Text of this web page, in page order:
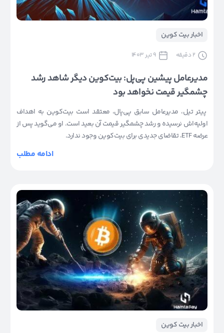
اخبار بیت کوین
2 دقیقه 9 تیر 1403
مدیرعامل پیشین پی‌پل: بیت‌کوین دیگر شاهد رشد
چشمگیر قیمت نخواهد بود
پیتر تیل، مدیرعامل سابق پی‌پال، معتقد است بیت‌کوین به اهداف
اولیه‌اش نرسیده و رشد چشمگیر قیمت آن بعید است. او می‌گوید پس از
عرضه ETF، تقاضای جدیدی برای بیت‌کوین وجود ندارد.
ادامه مطلب
اخبار بیت کوین